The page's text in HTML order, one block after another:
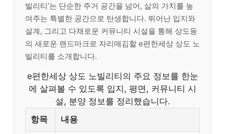
빌리티’는 단순한 주거 공간을 넘어, 삶의 가치를 높
여주는 특별한 공간으로 탄생합니다. 뛰어난 입지와
설계, 그리고 다채로운 커뮤니티 시설을 통해 상도동
의 새로운 랜드마크로 자리매김할 e편한세상 상도 노
빌리티를 소개합니다.
e편한세상 상도 노빌리티의 주요 정보를 한눈
에 살펴볼 수 있도록 입지, 평면, 커뮤니티 시
설, 분양 정보를 정리했습니다.
항목
내용